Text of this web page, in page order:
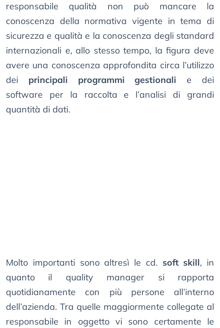
responsabile qualità non può mancare la
conoscenza della normativa vigente in tema di
sicurezza e qualità e la conoscenza degli standard
internazionali e, allo stesso tempo, la figura deve
avere una conoscenza approfondita circa l’utilizzo
dei principali programmi gestionali e dei
software per la raccolta e l’analisi di grandi
quantità di dati.
Molto importanti sono altresì le cd. soft skill, in
quanto il quality manager si rapporta
quotidianamente con più persone all’interno
dell’azienda. Tra quelle maggiormente collegate al
responsabile in oggetto vi sono certamente le